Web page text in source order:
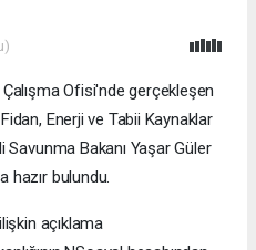
Ofisi'nde gerçekleşen
Enerji ve Tabii Kaynaklar
Savunma Bakanı Yaşar Güler
hazır bulundu.
açıklama